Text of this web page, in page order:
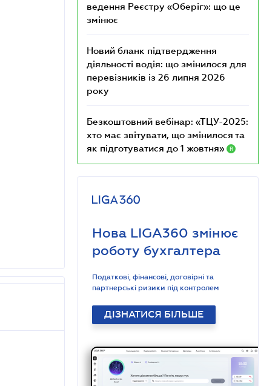
ведення Реєстру «Оберіг»: що це
змінює
Новий бланк підтвердження
діяльності водія: що змінилося для
перевізників із 26 липня 2026
року
Безкоштовний вебінар: «ТЦУ-2025:
хто має звітувати, що змінилося та
як підготуватися до 1 жовтня»
R
Нова LIGA360 змінює
роботу бухгалтера
Податкові, фінансові, договірні та
партнерські ризики під контролем
ДІЗНАТИСЯ БІЛЬШЕ